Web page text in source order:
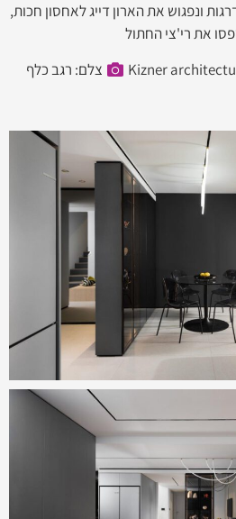
ונפגוש את הארון דייג לאחסון חכות,
את רי'צי החתול
צלם: רגב כלף